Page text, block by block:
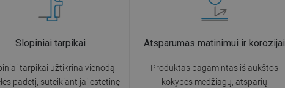
Slopiniai tarpikai
tarpikai užtikrina vienodą
padėtį, suteikiant jai estetinę
Atsparumas matinimui ir korozijai
Produktas pagamintas iš aukštos
kokybės medžiagų, atsparių